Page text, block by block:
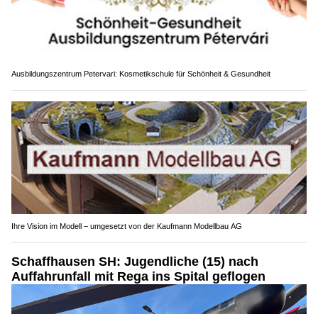
Ausbildungszentrum Petervari: Kosmetikschule für Schönheit & Gesundheit
Ihre Vision im Modell – umgesetzt von der Kaufmann Modellbau AG
Schaffhausen SH: Jugendliche (15) nach
Auffahrunfall mit Rega ins Spital geflogen